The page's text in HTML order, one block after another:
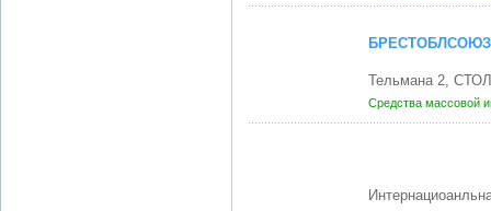
Тельмана 2,
Средства массовой